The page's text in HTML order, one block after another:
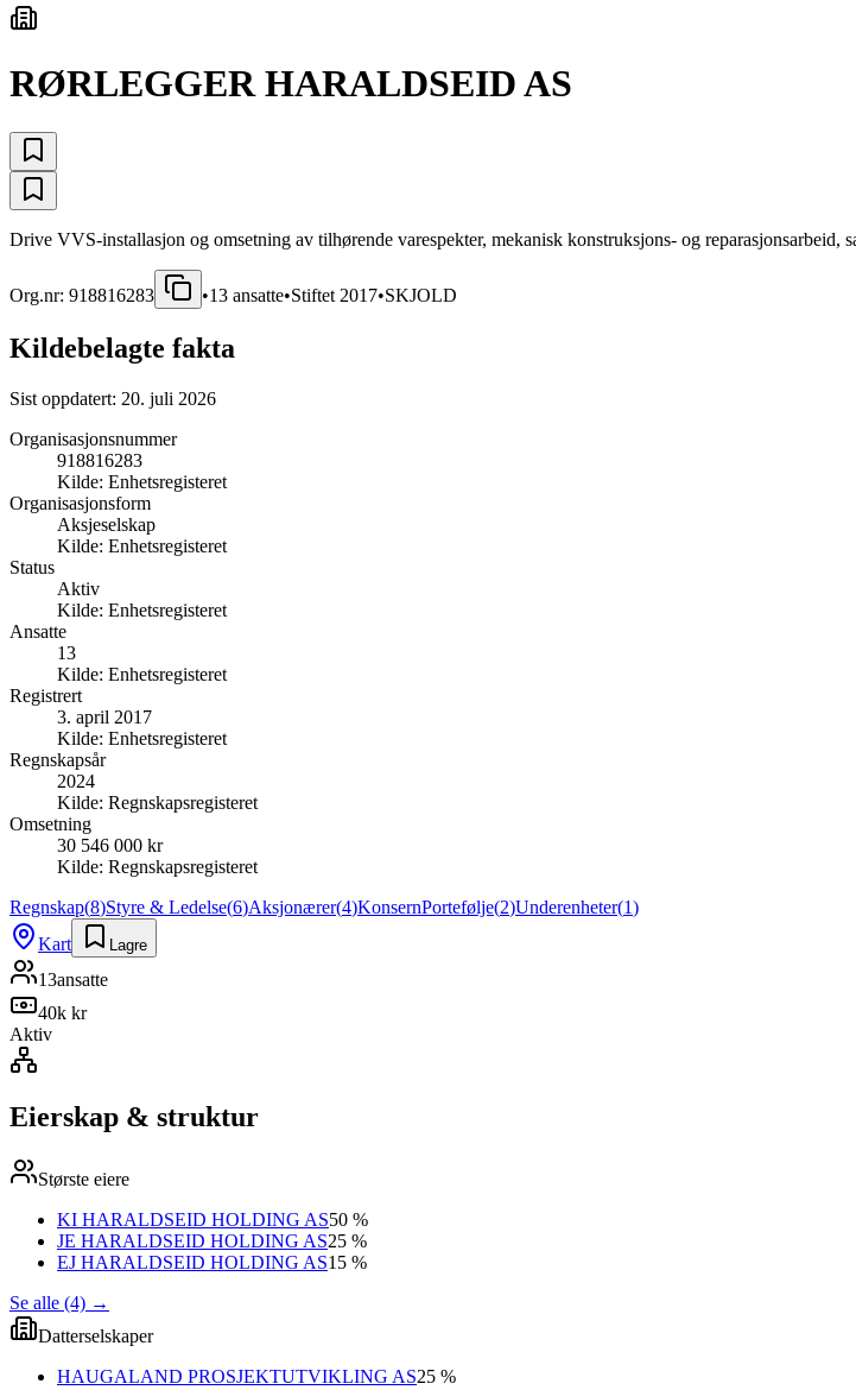
RØRLEGGER HARALDSEID AS
Drive VVS-installasjon og omsetning av tilhørende varespekter, mekanisk konstruksjons- og reparasjonsarbeid,
Org.nr: 918816283 •13 ansatte•Stiftet 2017•SKJOLD
Kildebelagte fakta
Sist oppdatert: 20. juli 2026
Organisasjonsnummer
918816283
Kilde: Enhetsregisteret
Organisasjonsform
Aksjeselskap
Kilde: Enhetsregisteret
Status
Aktiv
Kilde: Enhetsregisteret
Ansatte
13
Kilde: Enhetsregisteret
Registrert
3. april 2017
Kilde: Enhetsregisteret
Regnskapsår
2024
Kilde: Regnskapsregisteret
Omsetning
30 546 000 kr
Kilde: Regnskapsregisteret
Regnskap(8)Styre & Ledelse(6)Aksjonærer(4)KonsernPortefølje(2)Underenheter(1)
Kart
Lagre
13ansatte
40k kr
Aktiv
Eierskap & struktur
Største eiere
KI HARALDSEID HOLDING AS50 %
JE HARALDSEID HOLDING AS25 %
EJ HARALDSEID HOLDING AS15 %
Se alle (4) →
Datterselskaper
HAUGALAND PROSJEKTUTVIKLING AS25 %